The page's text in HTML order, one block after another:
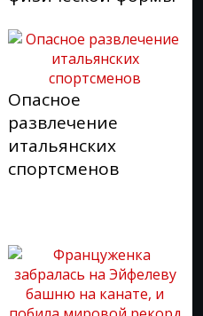
Опасное
развлечение
итальянских
спортсменов